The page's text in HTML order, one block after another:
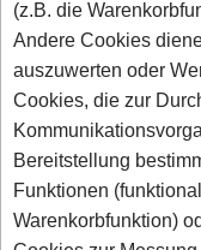
(z.B. die
Andere Cookies
auszuwerten oder
Cookies, die zur
Bereitstellung
Funktionen
Warenkorbfunktion)